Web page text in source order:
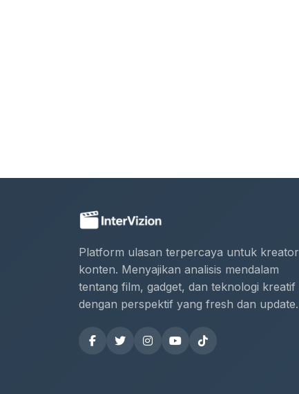
Platform ulasan terpercaya untuk kreator
konten. Menyajikan analisis mendalam
tentang film, gadget, dan teknologi kreatif
dengan perspektif yang fresh dan update.